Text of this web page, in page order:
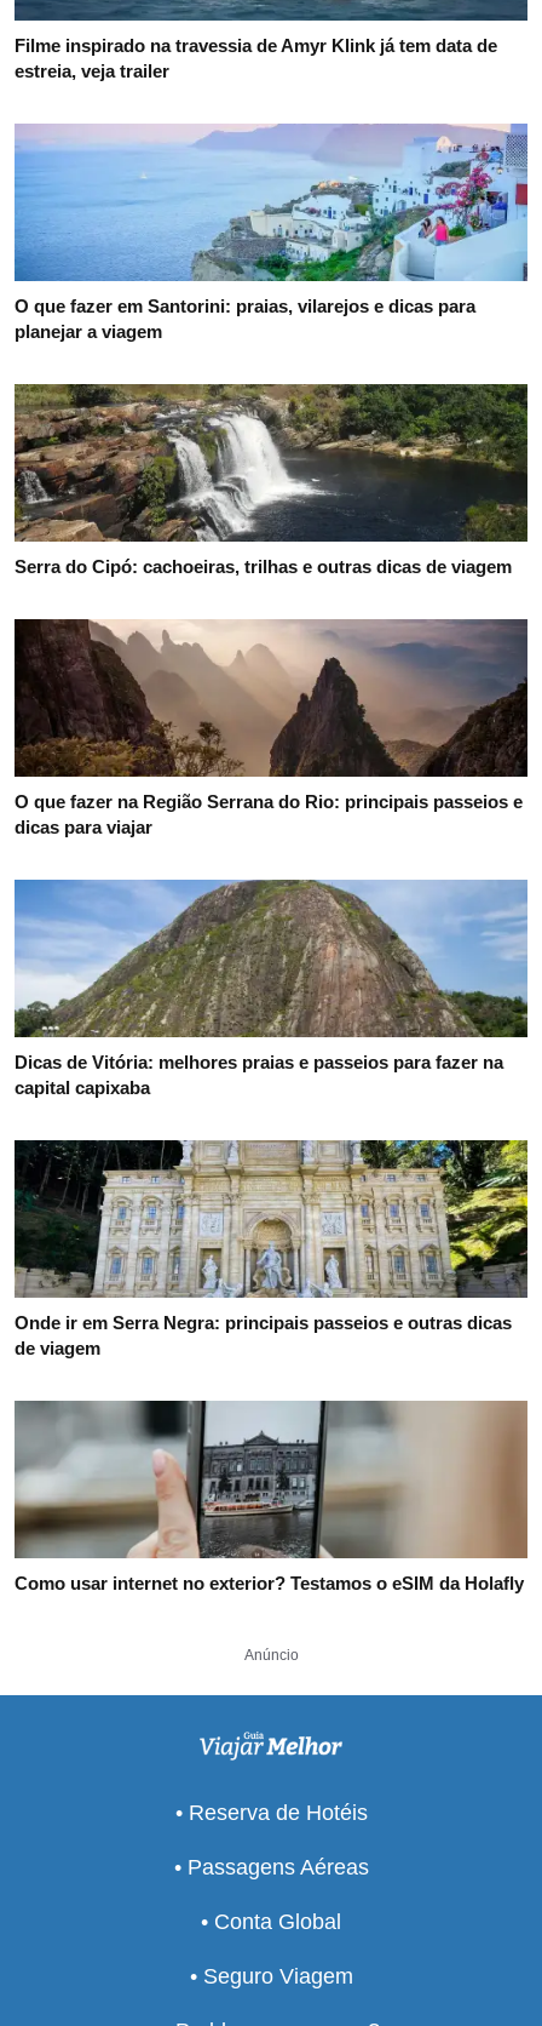
Filme inspirado na travessia de Amyr Klink já tem data de
estreia, veja trailer
O que fazer em Santorini: praias, vilarejos e dicas para
planejar a viagem
Serra do Cipó: cachoeiras, trilhas e outras dicas de viagem
O que fazer na Região Serrana do Rio: principais passeios e
dicas para viajar
Dicas de Vitória: melhores praias e passeios para fazer na
capital capixaba
Onde ir em Serra Negra: principais passeios e outras dicas
de viagem
Como usar internet no exterior? Testamos o eSIM da Holafly
Anúncio
• Reserva de Hotéis
• Passagens Aéreas
• Conta Global
• Seguro Viagem